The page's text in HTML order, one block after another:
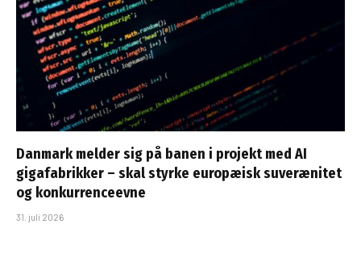
Danmark melder sig på banen i projekt med AI
gigafabrikker – skal styrke europæisk suverænitet
og konkurrenceevne
31. juli 2026